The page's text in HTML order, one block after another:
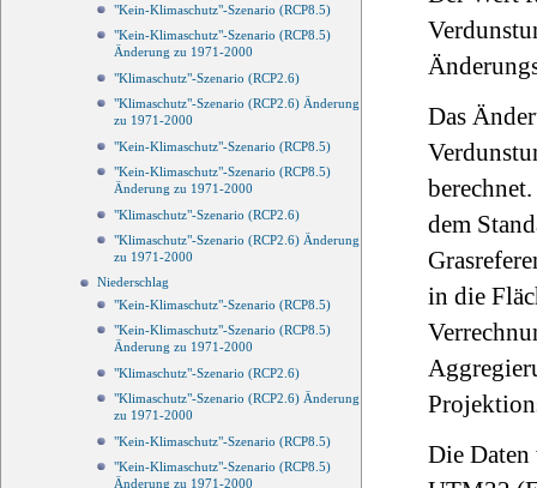
"Kein-Klimaschutz"-Szenario (RCP8.5)
"Kein-Klimaschutz"-Szenario (RCP8.5)
Änderung zu 1971-2000
"Klimaschutz"-Szenario (RCP2.6)
"Klimaschutz"-Szenario (RCP2.6) Änderung
zu 1971-2000
"Kein-Klimaschutz"-Szenario (RCP8.5)
"Kein-Klimaschutz"-Szenario (RCP8.5)
Änderung zu 1971-2000
"Klimaschutz"-Szenario (RCP2.6)
"Klimaschutz"-Szenario (RCP2.6) Änderung
zu 1971-2000
Niederschlag
"Kein-Klimaschutz"-Szenario (RCP8.5)
"Kein-Klimaschutz"-Szenario (RCP8.5)
Änderung zu 1971-2000
"Klimaschutz"-Szenario (RCP2.6)
"Klimaschutz"-Szenario (RCP2.6) Änderung
zu 1971-2000
"Kein-Klimaschutz"-Szenario (RCP8.5)
"Kein-Klimaschutz"-Szenario (RCP8.5)
Das
dem
in die
Die Daten